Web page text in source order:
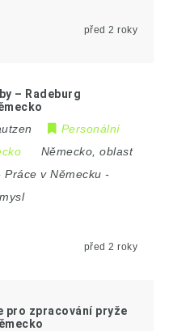
před 2 roky
– Radeburg
Personální
Německo ,oblast
Práce v Německu -
před 2 roky
pro zpracování pryže